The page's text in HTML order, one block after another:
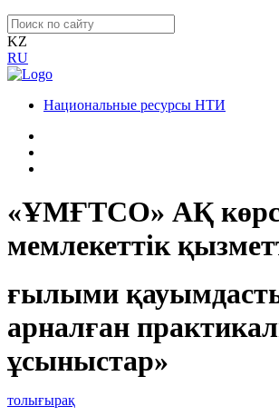
KZ
RU
Национальные ресурсы НТИ
«ҰМҒТСО» АҚ
мемлекеттік
ғылыми
арналған
ұсыныстар»
толығырақ